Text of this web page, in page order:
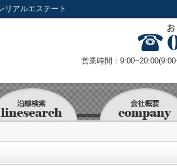
リアルエステート
営業時間：